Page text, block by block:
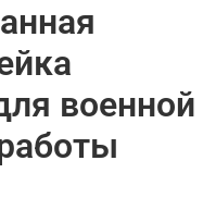
военной